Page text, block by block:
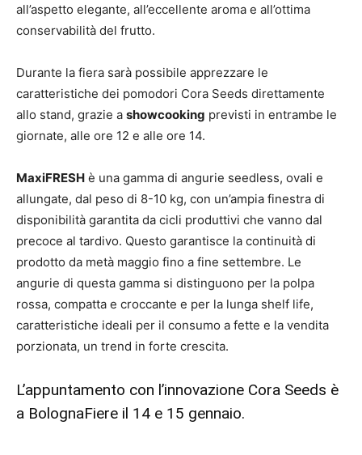
all’aspetto elegante, all’eccellente aroma e all’ottima
conservabilità del frutto.
Durante la fiera sarà possibile apprezzare le
caratteristiche dei pomodori Cora Seeds direttamente
allo stand, grazie a showcooking previsti in entrambe le
giornate, alle ore 12 e alle ore 14.
MaxiFRESH è una gamma di angurie seedless, ovali e
allungate, dal peso di 8-10 kg, con un’ampia finestra di
disponibilità garantita da cicli produttivi che vanno dal
precoce al tardivo. Questo garantisce la continuità di
prodotto da metà maggio fino a fine settembre. Le
angurie di questa gamma si distinguono per la polpa
rossa, compatta e croccante e per la lunga shelf life,
caratteristiche ideali per il consumo a fette e la vendita
porzionata, un trend in forte crescita.
L’appuntamento con l’innovazione Cora Seeds è
a BolognaFiere il 14 e 15 gennaio.